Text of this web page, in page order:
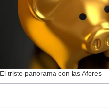
El triste panorama con las Afores